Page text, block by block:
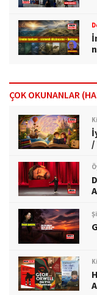
ÇOK OKUNANLAR
/